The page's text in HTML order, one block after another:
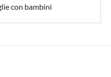
con bambini